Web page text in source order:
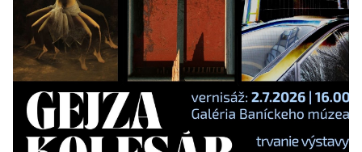
02/07/2026 - 21/08/2026